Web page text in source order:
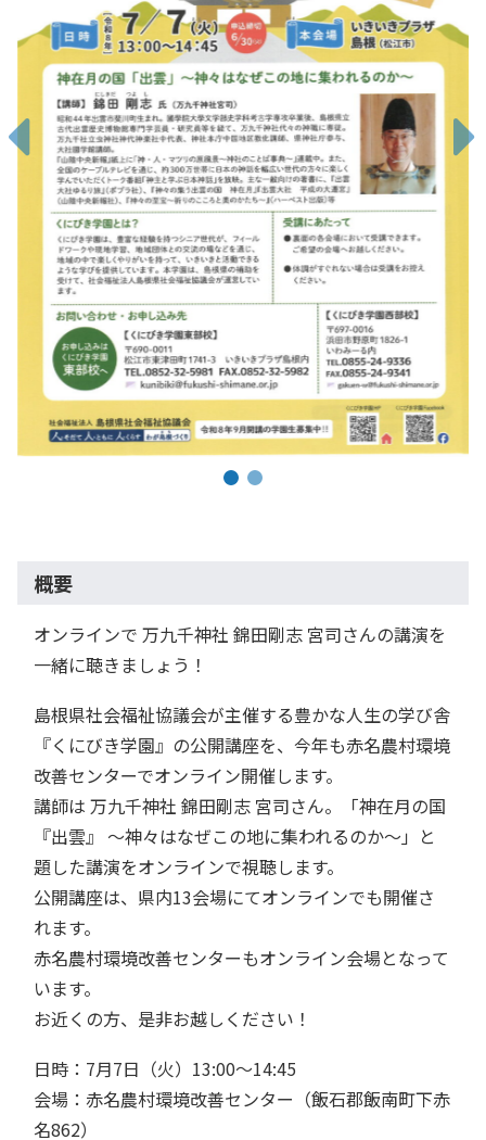
概要
オンラインで 万九千神社 錦田剛志 宮司さんの講演を
一緒に聴きましょう！
島根県社会福祉協議会が主催する豊かな人生の学び舎
『くにびき学園』の公開講座を、今年も赤名農村環境
改善センターでオンライン開催します。
講師は 万九千神社 錦田剛志 宮司さん。「神在月の国
『出雲』 ～神々はなぜこの地に集われるのか～」と
題した講演をオンラインで視聴します。
公開講座は、県内13会場にてオンラインでも開催さ
れます。
赤名農村環境改善センターもオンライン会場となって
います。
お近くの方、是非お越しください！
日時：7月7日（火）13:00～14:45
会場：赤名農村環境改善センター（飯石郡飯南町下赤
名862）